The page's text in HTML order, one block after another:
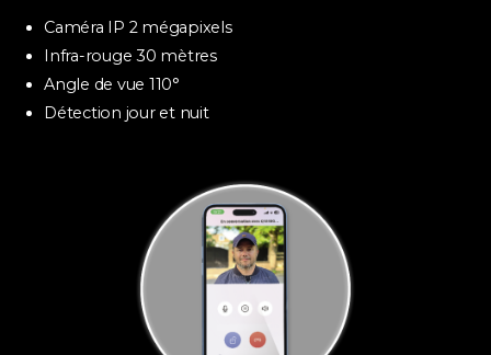
Caméra IP 2 mégapixels
Infra-rouge 30 mètres
Angle de vue 110°
Détection jour et nuit